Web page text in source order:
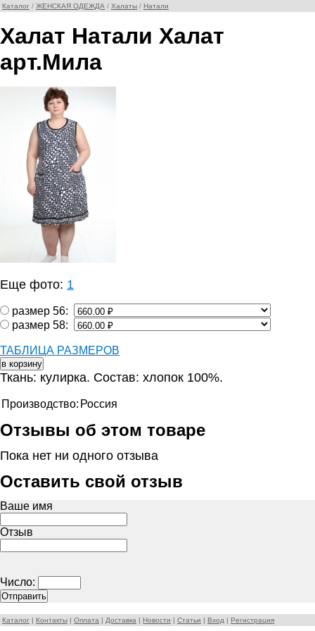
Каталог / ЖЕНСКАЯ ОДЕЖДА / Халаты / Натали
Халат Натали Халат
арт.Мила
Еще фото: 1
размер 56:
размер 58:
ТАБЛИЦА РАЗМЕРОВ
Ткань: кулирка. Состав: хлопок 100%.
Производство: Россия
Отзывы об этом товаре
Пока нет ни одного отзыва
Оставить свой отзыв
Ваше имя
Отзыв
Число:
Каталог | Контакты | Оплата | Доставка | Новости | Статьи | Вход | Регистрация